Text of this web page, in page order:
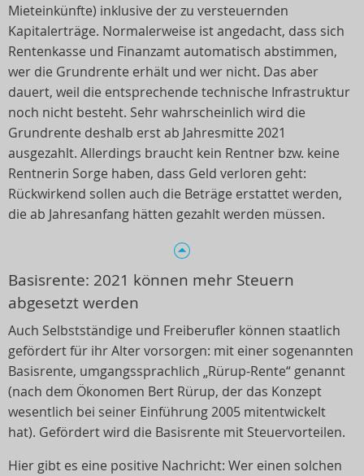
Mieteinkünfte) inklusive der zu versteuernden
Kapitalerträge. Normalerweise ist angedacht, dass sich
Rentenkasse und Finanzamt automatisch abstimmen,
wer die Grundrente erhält und wer nicht. Das aber
dauert, weil die entsprechende technische Infrastruktur
noch nicht besteht. Sehr wahrscheinlich wird die
Grundrente deshalb erst ab Jahresmitte 2021
ausgezahlt. Allerdings braucht kein Rentner bzw. keine
Rentnerin Sorge haben, dass Geld verloren geht:
Rückwirkend sollen auch die Beträge erstattet werden,
die ab Jahresanfang hätten gezahlt werden müssen.
Basisrente: 2021 können mehr Steuern
abgesetzt werden
Auch Selbstständige und Freiberufler können staatlich
gefördert für ihr Alter vorsorgen: mit einer sogenannten
Basisrente, umgangssprachlich „Rürup-Rente“ genannt
(nach dem Ökonomen Bert Rürup, der das Konzept
wesentlich bei seiner Einführung 2005 mitentwickelt
hat). Gefördert wird die Basisrente mit Steuervorteilen.
Hier gibt es eine positive Nachricht: Wer einen solchen